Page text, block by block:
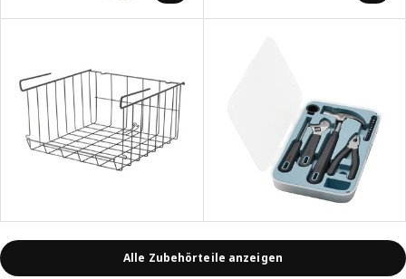
Alle Zubehörteile anzeigen